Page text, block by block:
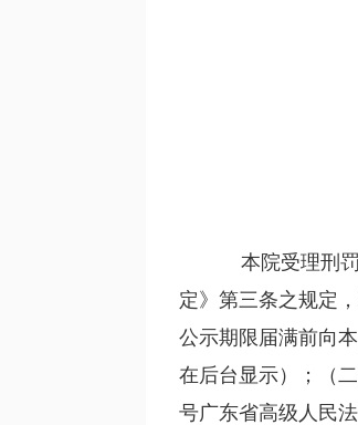
本院受理刑罚
定》第三条之规定
公示期限届满前向
在后台显示）；（
号广东省高级人民